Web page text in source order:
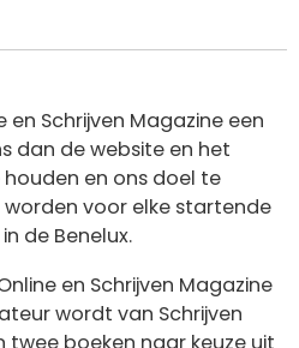
en Schrijven Magazine een
dan de website en het
en ons doel te
voor elke startende
de Benelux.
en Schrijven Magazine
wordt van Schrijven